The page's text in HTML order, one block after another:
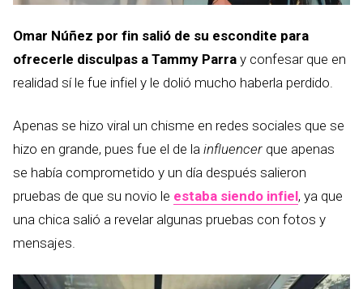
Omar Núñez por fin salió de su escondite para
ofrecerle disculpas a Tammy Parra y confesar que en
realidad sí le fue infiel y le dolió mucho haberla perdido.
Apenas se hizo viral un chisme en redes sociales que se
hizo en grande, pues fue el de la influencer que apenas
se había comprometido y un día después salieron
pruebas de que su novio le estaba siendo infiel, ya que
una chica salió a revelar algunas pruebas con fotos y
mensajes.